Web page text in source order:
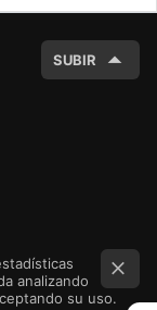
SUBIR
analizando
su uso.